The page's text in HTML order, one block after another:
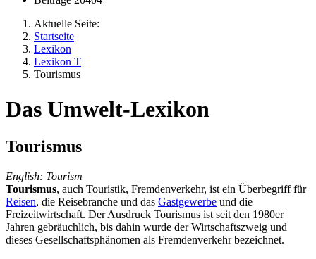
Aktuelle Seite:
Startseite
Lexikon
Lexikon T
Tourismus
Das Umwelt-Lexikon
Tourismus
English: Tourism
Tourismus, auch Touristik, Fremdenverkehr, ist ein Überbegriff für
Reisen, die Reisebranche und das Gastgewerbe und die
Freizeitwirtschaft. Der Ausdruck Tourismus ist seit den 1980er
Jahren gebräuchlich, bis dahin wurde der Wirtschaftszweig und
dieses Gesellschaftsphänomen als Fremdenverkehr bezeichnet.